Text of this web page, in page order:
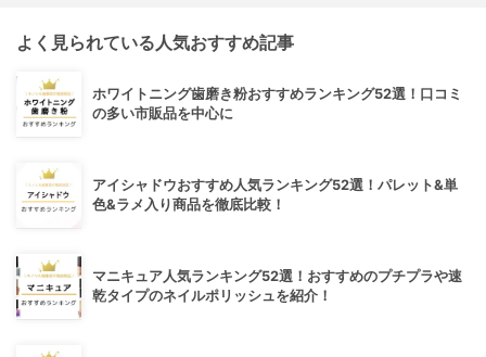
よく見られている人気おすすめ記事
ホワイトニング歯磨き粉おすすめランキング52選！口コミ
の多い市販品を中心に
アイシャドウおすすめ人気ランキング52選！パレット&単
色&ラメ入り商品を徹底比較！
マニキュア人気ランキング52選！おすすめのプチプラや速
乾タイプのネイルポリッシュを紹介！